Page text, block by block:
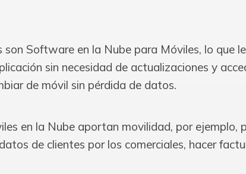
son Software en la Nube para Móviles, lo que
sin necesidad de actualizaciones y
de móvil sin pérdida de datos.
en la Nube aportan movilidad, por ejemplo,
de clientes por los comerciales, hacer